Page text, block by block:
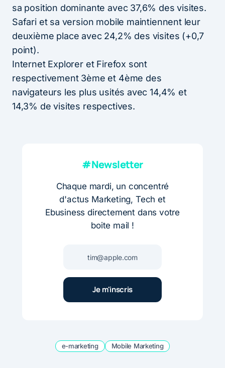
sa position dominante avec 37,6% des visites.
Safari et sa version mobile maintiennent leur
deuxième place avec 24,2% des visites (+0,7
point).
Internet Explorer et Firefox sont
respectivement 3ème et 4ème des
navigateurs les plus usités avec 14,4% et
14,3% de visites respectives.
#Newsletter
Chaque mardi, un concentré
d'actus Marketing, Tech et
Ebusiness directement dans votre
boite mail !
e-marketing Mobile Marketing